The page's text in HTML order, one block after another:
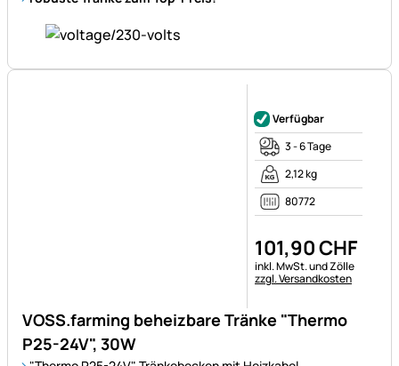
VOSS.farming beheizbare Tränke "Thermo
P25-24V", 30W
"Thermo P25-24V" Tränkebecken mit Heizkabel
Noch keine Bewertungen
Verfügbar
3 - 6 Tage
2,12 kg
80772
101,90CHF
Steuerhinweis:
inkl. MwSt. und Zölle